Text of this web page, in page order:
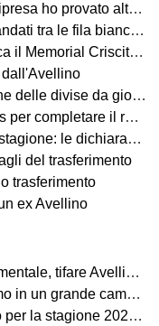
Mercato? La società sa"
tra le fila biancoverdi
Memorial Criscitiello
dall'Avellino
delle divise da gioco
completare il roster
le dichiarazioni
del trasferimento
trasferimento
ex Avellino
Avellino un privilegio"
grande campionato"
stagione 2026-2027